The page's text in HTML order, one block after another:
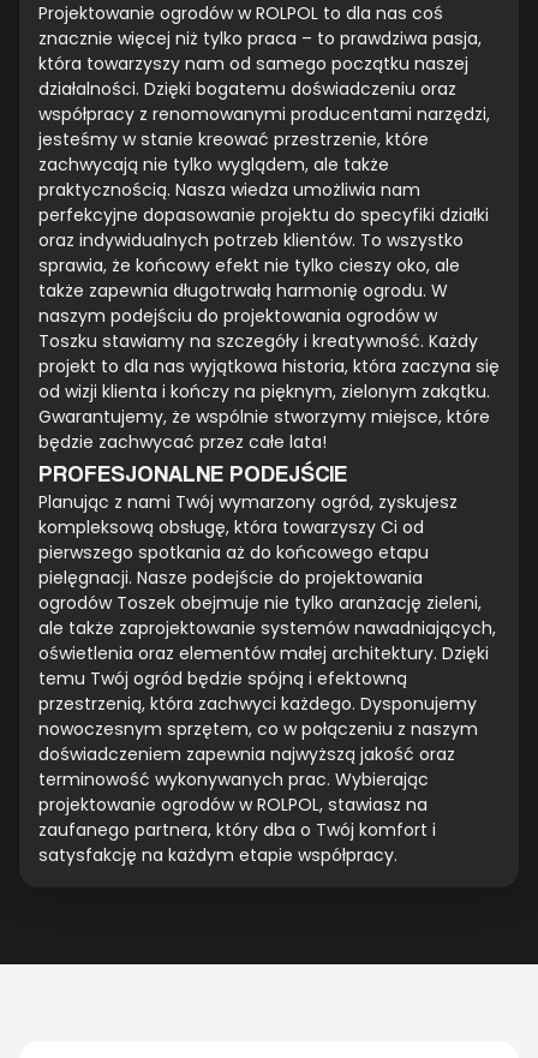
Projektowanie ogrodów w ROLPOL to dla nas coś
znacznie więcej niż tylko praca – to prawdziwa pasja,
która towarzyszy nam od samego początku naszej
działalności. Dzięki bogatemu doświadczeniu oraz
współpracy z renomowanymi producentami narzędzi,
jesteśmy w stanie kreować przestrzenie, które
zachwycają nie tylko wyglądem, ale także
praktycznością. Nasza wiedza umożliwia nam
perfekcyjne dopasowanie projektu do specyfiki działki
oraz indywidualnych potrzeb klientów. To wszystko
sprawia, że końcowy efekt nie tylko cieszy oko, ale
także zapewnia długotrwałą harmonię ogrodu. W
naszym podejściu do projektowania ogrodów w
Toszku stawiamy na szczegóły i kreatywność. Każdy
projekt to dla nas wyjątkowa historia, która zaczyna się
od wizji klienta i kończy na pięknym, zielonym zakątku.
Gwarantujemy, że wspólnie stworzymy miejsce, które
będzie zachwycać przez całe lata!
PROFESJONALNE PODEJŚCIE
Planując z nami Twój wymarzony ogród, zyskujesz
kompleksową obsługę, która towarzyszy Ci od
pierwszego spotkania aż do końcowego etapu
pielęgnacji. Nasze podejście do projektowania
ogrodów Toszek obejmuje nie tylko aranżację zieleni,
ale także zaprojektowanie systemów nawadniających,
oświetlenia oraz elementów małej architektury. Dzięki
temu Twój ogród będzie spójną i efektowną
przestrzenią, która zachwyci każdego. Dysponujemy
nowoczesnym sprzętem, co w połączeniu z naszym
doświadczeniem zapewnia najwyższą jakość oraz
terminowość wykonywanych prac. Wybierając
projektowanie ogrodów w ROLPOL, stawiasz na
zaufanego partnera, który dba o Twój komfort i
satysfakcję na każdym etapie współpracy.